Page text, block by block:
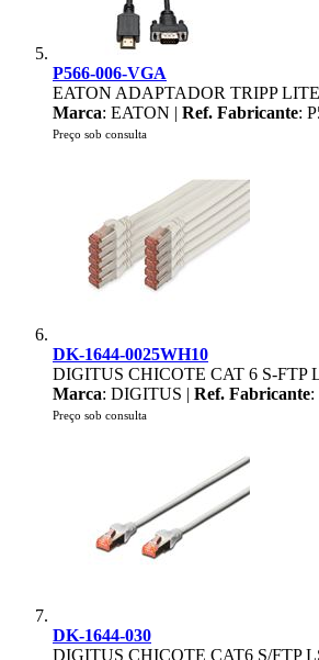
P566-006-VGA
EATON ADAPTADOR TRIPP
Marca: EATON | Ref. Fabricante:
Preço sob consulta
DK-1644-0025WH10
DIGITUS CHICOTE CAT 6 S-FTP
Marca: DIGITUS | Ref. Fabricante:
Preço sob consulta
DK-1644-030
DIGITUS CHICOTE CAT6 S/FTP